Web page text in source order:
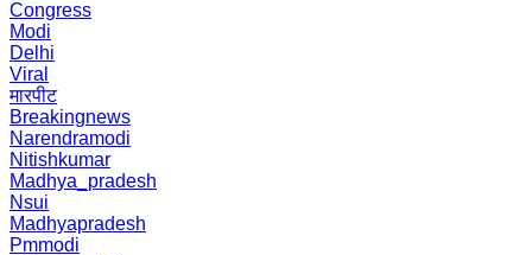
Congress
Modi
Delhi
Viral
मारपीट
Breakingnews
Narendramodi
Nitishkumar
Madhya_pradesh
Nsui
Madhyapradesh
Pmmodi